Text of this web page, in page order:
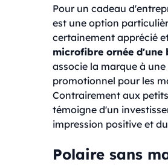
Pour un cadeau
est une option
certainement apprécié
microfibre ornée d'une
associe la marque à
promotionnel pour les
Contrairement aux
témoigne d'un
impression positive et
Polaire sans